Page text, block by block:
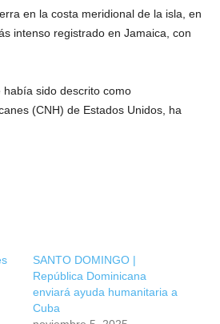
en la costa meridional de la isla, en
intenso registrado en Jamaica, con
sido descrito como
(CNH) de Estados Unidos, ha
SANTO DOMINGO |
República Dominicana
enviará ayuda humanitaria a
Cuba